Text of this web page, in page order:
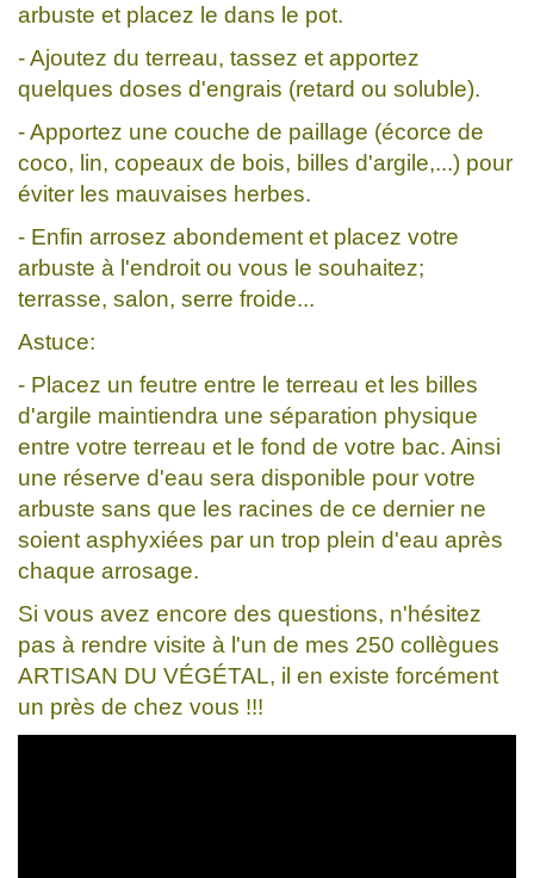
arbuste et placez le dans le pot.
- Ajoutez du terreau, tassez et apportez
quelques doses d'engrais (retard ou soluble).
- Apportez une couche de paillage (écorce de
coco, lin, copeaux de bois, billes d'argile,...) pour
éviter les mauvaises herbes.
- Enfin arrosez abondement et placez votre
arbuste à l'endroit ou vous le souhaitez;
terrasse, salon, serre froide...
Astuce:
- Placez un feutre entre le terreau et les billes
d'argile maintiendra une séparation physique
entre votre terreau et le fond de votre bac. Ainsi
une réserve d'eau sera disponible pour votre
arbuste sans que les racines de ce dernier ne
soient asphyxiées par un trop plein d'eau après
chaque arrosage.
Si vous avez encore des questions, n'hésitez
pas à rendre visite à l'un de mes 250 collègues
ARTISAN DU VÉGÉTAL, il en existe forcément
un près de chez vous !!!